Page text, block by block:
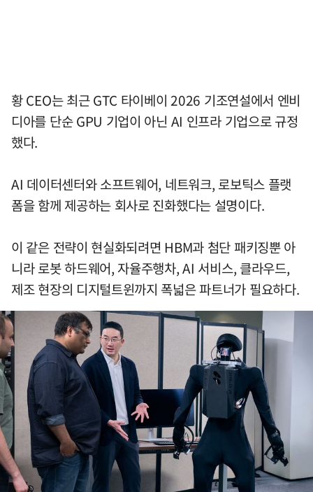
황 CEO는 최근 GTC 타이베이 2026 기조연설에서 엔비
디아를 단순 GPU 기업이 아닌 AI 인프라 기업으로 규정
했다.
AI 데이터센터와 소프트웨어, 네트워크, 로보틱스 플랫
폼을 함께 제공하는 회사로 진화했다는 설명이다.
이 같은 전략이 현실화되려면 HBM과 첨단 패키징뿐 아
니라 로봇 하드웨어, 자율주행차, AI 서비스, 클라우드,
제조 현장의 디지털트윈까지 폭넓은 파트너가 필요하다.